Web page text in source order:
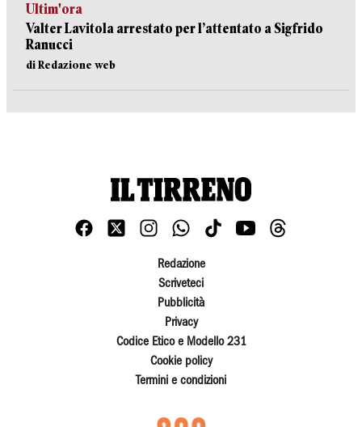
Ultim'ora
Valter Lavitola arrestato per l’attentato a Sigfrido
Ranucci
di Redazione web
Redazione
Scriveteci
Pubblicità
Privacy
Codice Etico e Modello 231
Cookie policy
Termini e condizioni